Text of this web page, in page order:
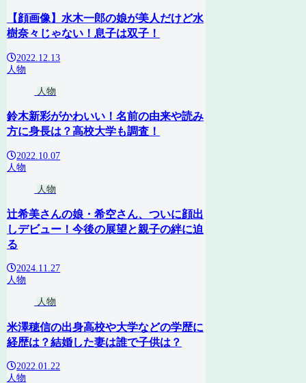
【顔画像】水木一郎の娘が美人だけど水
樹奈々じゃない！息子は双子！
2022.12.13
人物
人物
鈴木新彩がかわいい！名前の由来や読み
方に身長は？高校大学も調査！
2022.10.07
人物
人物
辻希美さんの娘・希空さん、ついに顔出
しデビュー！今後の展望と親子の絆に迫
る
2024.11.27
人物
人物
米澤穂信の出身高校や大学などの学歴に
経歴は？結婚した妻は誰で子供は？
2022.01.22
人物